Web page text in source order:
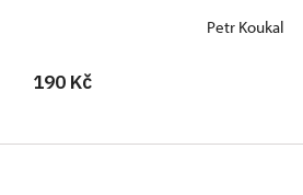
Petr Koukal
190 Kč